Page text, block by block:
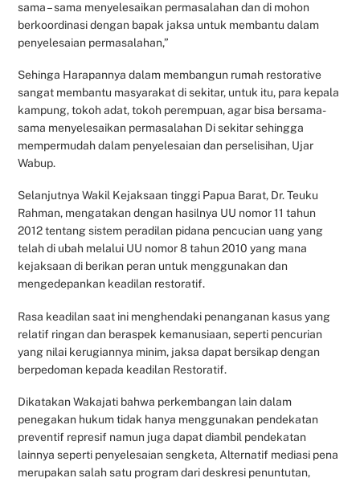
sama – sama menyelesaikan permasalahan dan di mohon
berkoordinasi dengan bapak jaksa untuk membantu dalam
penyelesaian permasalahan,”
Sehinga Harapannya dalam membangun rumah restorative
sangat membantu masyarakat di sekitar, untuk itu, para kepala
kampung, tokoh adat, tokoh perempuan, agar bisa bersama-
sama menyelesaikan permasalahan Di sekitar sehingga
mempermudah dalam penyelesaian dan perselisihan, Ujar
Wabup.
Selanjutnya Wakil Kejaksaan tinggi Papua Barat, Dr. Teuku
Rahman, mengatakan dengan hasilnya UU nomor 11 tahun
2012 tentang sistem peradilan pidana pencucian uang yang
telah di ubah melalui UU nomor 8 tahun 2010 yang mana
kejaksaan di berikan peran untuk menggunakan dan
mengedepankan keadilan restoratif.
Rasa keadilan saat ini menghendaki penanganan kasus yang
relatif ringan dan beraspek kemanusiaan, seperti pencurian
yang nilai kerugiannya minim, jaksa dapat bersikap dengan
berpedoman kepada keadilan Restoratif.
Dikatakan Wakajati bahwa perkembangan lain dalam
penegakan hukum tidak hanya menggunakan pendekatan
preventif represif namun juga dapat diambil pendekatan
lainnya seperti penyelesaian sengketa, Alternatif mediasi pena
merupakan salah satu program dari deskresi penuntutan,